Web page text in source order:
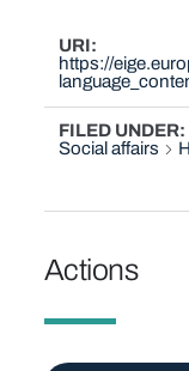
URI
https://
FILED UNDER
Social affairs
Actions